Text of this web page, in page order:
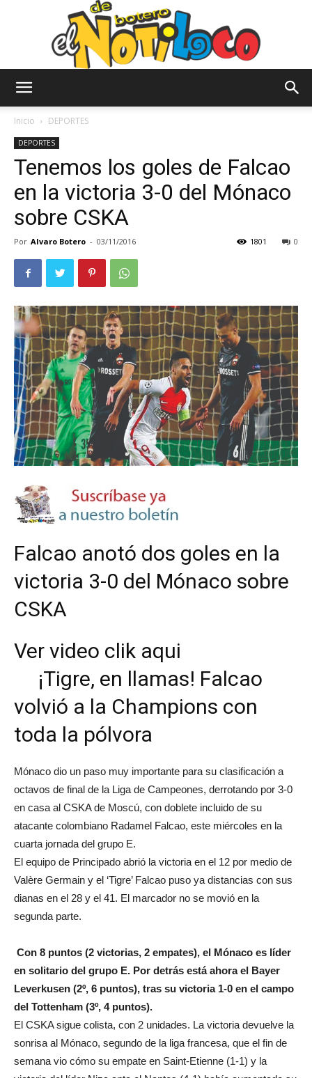
Notiloco
Inicio DEPORTES
DEPORTES
Tenemos los goles de Falcao
en la victoria 3-0 del Mónaco
sobre CSKA
Por Alvaro Botero - 03/11/2016 0
1801
Falcao anotó dos goles en la
victoria 3-0 del Mónaco sobre
CSKA
Ver video clik aqui
¡Tigre, en llamas! Falcao
volvió a la Champions con
toda la pólvora
Mónaco dio un paso muy importante para su clasificación a
octavos de final de la Liga de Campeones, derrotando por 3-0
en casa al CSKA de Moscú, con doblete incluido de su
atacante colombiano Radamel Falcao, este miércoles en la
cuarta jornada del grupo E.
El equipo de Principado abrió la victoria en el 12 por medio de
Valère Germain y el ‘Tigre’ Falcao puso ya distancias con sus
dianas en el 28 y el 41. El marcador no se movió en la
segunda parte.
Con 8 puntos (2 victorias, 2 empates), el Mónaco es líder
en solitario del grupo E. Por detrás está ahora el Bayer
Leverkusen (2º, 6 puntos), tras su victoria 1-0 en el campo
del Tottenham (3º, 4 puntos).
El CSKA sigue colista, con 2 unidades. La victoria devuelve la
sonrisa al Mónaco, segundo de la liga francesa, que el fin de
semana vio cómo su empate en Saint-Etienne (1-1) y la